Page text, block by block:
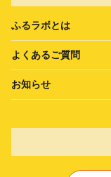
ふるラボとは
よくあるご質問
お知らせ